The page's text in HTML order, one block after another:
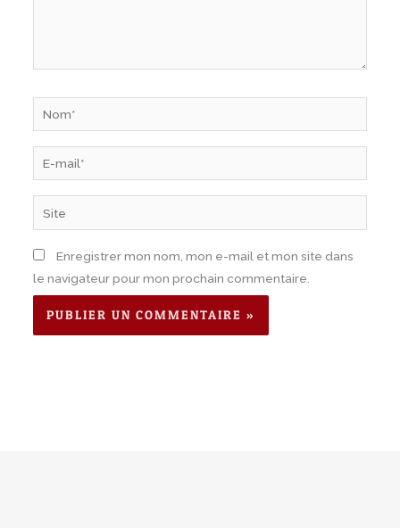
mail*
Site
Enregistrer mon nom, mon e-mail et mon site dans
le navigateur pour mon prochain commentaire.